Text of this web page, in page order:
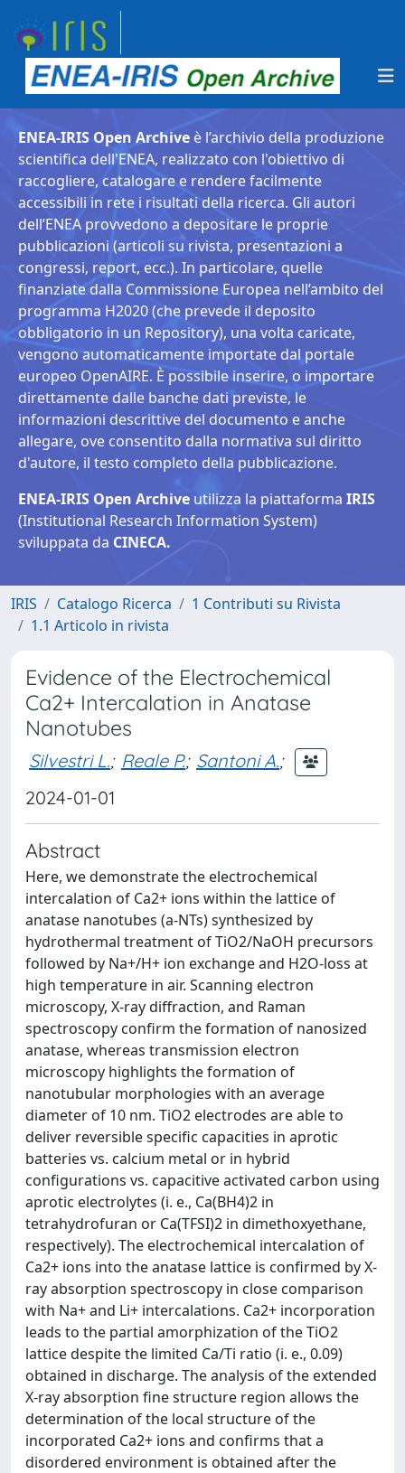
ENEA-IRIS Open Archive è l’archivio della produzione
scientifica dell'ENEA, realizzato con l'obiettivo di
raccogliere, catalogare e rendere facilmente
accessibili in rete i risultati della ricerca. Gli autori
dell’ENEA provvedono a depositare le proprie
pubblicazioni (articoli su rivista, presentazioni a
congressi, report, ecc.). In particolare, quelle
finanziate dalla Commissione Europea nell’ambito del
programma H2020 (che prevede il deposito
obbligatorio in un Repository), una volta caricate,
vengono automaticamente importate dal portale
europeo OpenAIRE. È possibile inserire, o importare
direttamente dalle banche dati previste, le
informazioni descrittive del documento e anche
allegare, ove consentito dalla normativa sul diritto
d'autore, il testo completo della pubblicazione.
ENEA-IRIS Open Archive utilizza la piattaforma IRIS
(Institutional Research Information System)
sviluppata da CINECA.
IRIS Catalogo Ricerca
1 Contributi su Rivista
1.1 Articolo in rivista
Evidence of the Electrochemical
Ca2+ Intercalation in Anatase
Nanotubes
Silvestri L.; Reale P.; Santoni A.;
2024-01-01
Abstract
Here, we demonstrate the electrochemical
intercalation of Ca2+ ions within the lattice of
anatase nanotubes (a-NTs) synthesized by
hydrothermal treatment of TiO2/NaOH precursors
followed by Na+/H+ ion exchange and H2O-loss at
high temperature in air. Scanning electron
microscopy, X-ray diffraction, and Raman
spectroscopy confirm the formation of nanosized
anatase, whereas transmission electron
microscopy highlights the formation of
nanotubular morphologies with an average
diameter of 10 nm. TiO2 electrodes are able to
deliver reversible specific capacities in aprotic
batteries vs. calcium metal or in hybrid
configurations vs. capacitive activated carbon using
aprotic electrolytes (i. e., Ca(BH4)2 in
tetrahydrofuran or Ca(TFSI)2 in dimethoxyethane,
respectively). The electrochemical intercalation of
Ca2+ ions into the anatase lattice is confirmed by X-
ray absorption spectroscopy in close comparison
with Na+ and Li+ intercalations. Ca2+ incorporation
leads to the partial amorphization of the TiO2
lattice despite the limited Ca/Ti ratio (i. e., 0.09)
obtained in discharge. The analysis of the extended
X-ray absorption fine structure region allows the
determination of the local structure of the
incorporated Ca2+ ions and confirms that a
disordered environment is obtained after the